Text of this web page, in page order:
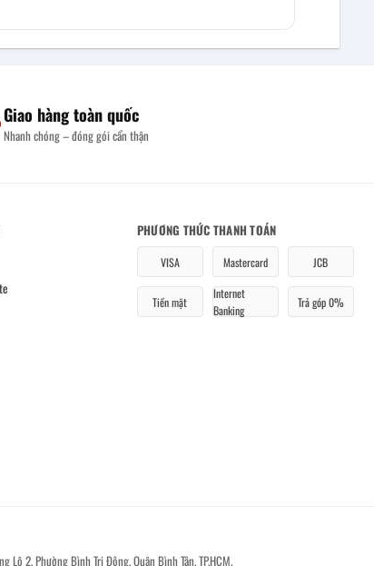
Giao hàng toàn quốc
Nhanh chóng – đóng gói cẩn thận
PHƯƠNG THỨC THANH TOÁN
VISA Mastercard JCB
Tiền mặt
Internet
Banking
Trả góp 0%
2, Phường Bình Trị Đông, Quận Bình Tân, TP.HCM.